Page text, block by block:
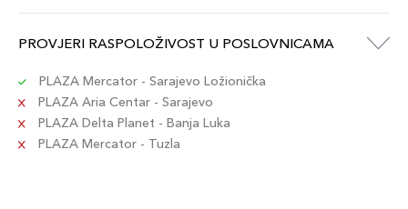
PROVJERI RASPOLOŽIVOST U POSLOVNICAMA
PLAZA Mercator - Sarajevo Ložionička
PLAZA Aria Centar - Sarajevo
PLAZA Delta Planet - Banja Luka
PLAZA Mercator - Tuzla